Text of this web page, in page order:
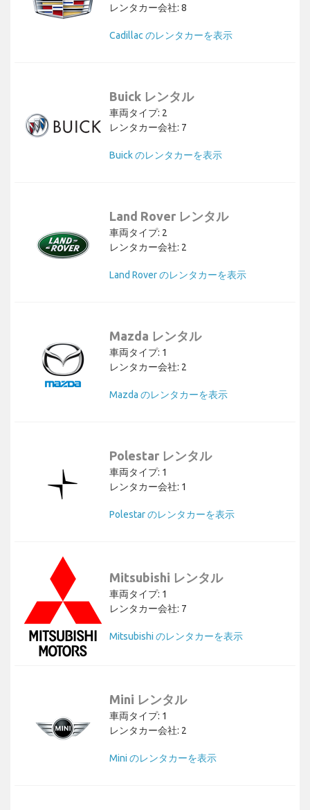
レンタカー会社: 8
Cadillac のレンタカーを表示
Buick レンタル
車両タイプ: 2
レンタカー会社: 7
Buick のレンタカーを表示
Land Rover レンタル
車両タイプ: 2
レンタカー会社: 2
Land Rover のレンタカーを表示
Mazda レンタル
車両タイプ: 1
レンタカー会社: 2
Mazda のレンタカーを表示
Polestar レンタル
車両タイプ: 1
レンタカー会社: 1
Polestar のレンタカーを表示
Mitsubishi レンタル
車両タイプ: 1
レンタカー会社: 7
Mitsubishi のレンタカーを表示
Mini レンタル
車両タイプ: 1
レンタカー会社: 2
Mini のレンタカーを表示